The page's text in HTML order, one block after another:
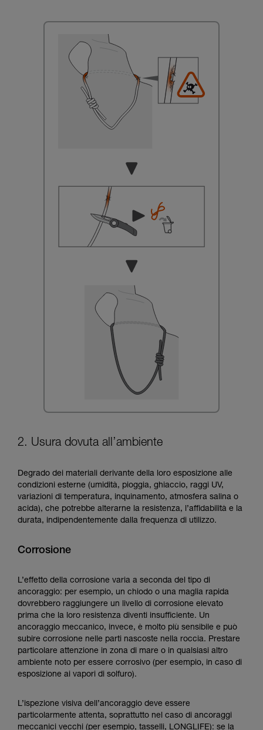
2. Usura dovuta all’ambiente
Degrado dei materiali derivante della loro esposizione alle
condizioni esterne (umidità, pioggia, ghiaccio, raggi UV,
variazioni di temperatura, inquinamento, atmosfera salina o
acida), che potrebbe alterarne la resistenza, l’affidabilità e la
durata, indipendentemente dalla frequenza di utilizzo.
Corrosione
L’effetto della corrosione varia a seconda del tipo di
ancoraggio: per esempio, un chiodo o una maglia rapida
dovrebbero raggiungere un livello di corrosione elevato
prima che la loro resistenza diventi insufficiente. Un
ancoraggio meccanico, invece, è molto più sensibile e può
subire corrosione nelle parti nascoste nella roccia. Prestare
particolare attenzione in zona di mare o in qualsiasi altro
ambiente noto per essere corrosivo (per esempio, in caso di
esposizione ai vapori di solfuro).
L’ispezione visiva dell’ancoraggio deve essere
particolarmente attenta, soprattutto nel caso di ancoraggi
meccanici vecchi (per esempio, tasselli, LONGLIFE): se la